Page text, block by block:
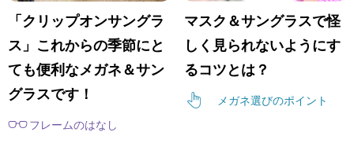
「クリップオンサングラ
ス」これからの季節にと
ても便利なメガネ＆サン
グラスです！
フレームのはなし
マスク＆サングラスで怪
しく見られないようにす
るコツとは？
メガネ選びのポイント